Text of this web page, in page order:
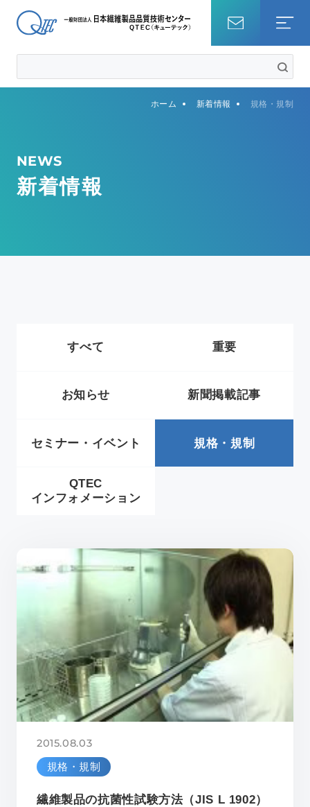
お問い合わせ
依頼方法について
JA
QTECについて
ホーム 新着情報 規格・規制
NEWS
新着情報
すべて 重要
お知らせ 新聞掲載記事
セミナー・イベント 規格・規制
QTEC
インフォメーション
2015.08.03
規格・規制
繊維製品の抗菌性試験方法（JIS L 1902）